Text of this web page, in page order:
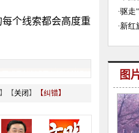
个线索都会高度重
】【关闭 】 【纠错】
图